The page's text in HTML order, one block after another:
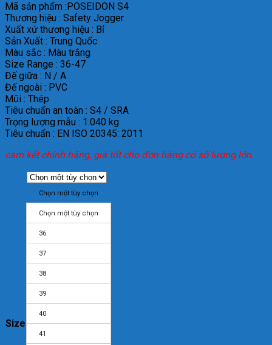
Mã sản phẩm :POSEIDON S4
Thương hiệu : Safety Jogger
Xuất xứ thương hiệu : Bỉ
Sản Xuất : Trung Quốc
Màu sắc : Màu trắng
Size Range : 36-47
Đế giữa : N / A
Đế ngoài : PVC
Mũi : Thép
Tiêu chuẩn an toàn : S4 / SRA
Trọng lượng mẫu : 1.040 kg
Tiêu chuẩn : EN ISO 20345: 2011
cam kết chính hãng, giá tốt cho đơn hàng có số lượng lớn.
Size
Chọn một tùy chọn
Chọn một tùy chọn
36
37
38
39
40
41